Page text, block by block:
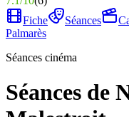
Fiche
Séances
Palmarès
Séances cinéma
Séances de